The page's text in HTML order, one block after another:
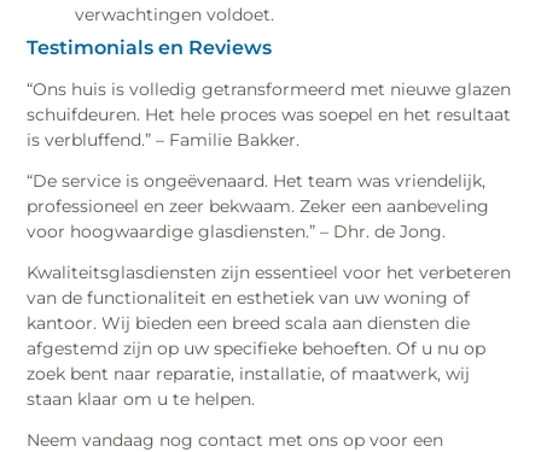
verwachtingen voldoet.
Testimonials en Reviews
“Ons huis is volledig getransformeerd met nieuwe glazen
schuifdeuren. Het hele proces was soepel en het resultaat
is verbluffend.” – Familie Bakker.
“De service is ongeëvenaard. Het team was vriendelijk,
professioneel en zeer bekwaam. Zeker een aanbeveling
voor hoogwaardige glasdiensten.” – Dhr. de Jong.
Kwaliteitsglasdiensten zijn essentieel voor het verbeteren
van de functionaliteit en esthetiek van uw woning of
kantoor. Wij bieden een breed scala aan diensten die
afgestemd zijn op uw specifieke behoeften. Of u nu op
zoek bent naar reparatie, installatie, of maatwerk, wij
staan klaar om u te helpen.
Neem vandaag nog contact met ons op voor een